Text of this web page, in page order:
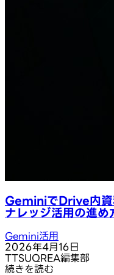
GeminiでDrive内資
ナレッジ活用の進め
Gemini活用
2026年4月16日
TTSUQREA編集部
続きを読む